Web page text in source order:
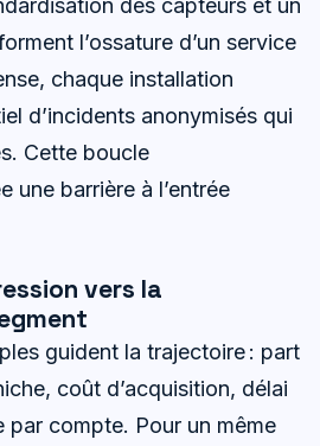
l’ossature d’un service
chaque installation
d’incidents anonymisés qui
Cette boucle
une barrière à l’entrée
vers la
guident la trajectoire : part
coût d’acquisition, délai
par compte. Pour un même